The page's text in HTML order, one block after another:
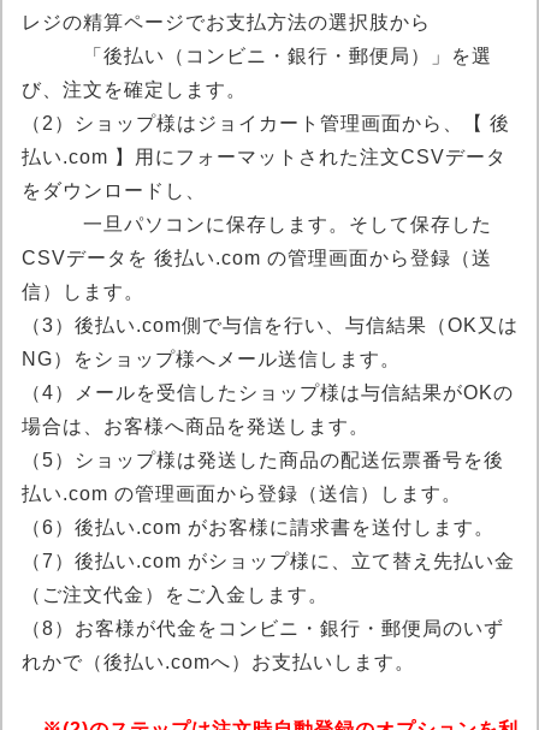
レジの精算ページでお支払方法の選択肢から
「後払い（コンビニ・銀行・郵便局）」を選
び、注文を確定します。
（2）ショップ様はジョイカート管理画面から、【 後
払い.com 】用にフォーマットされた注文CSVデータ
をダウンロードし、
一旦パソコンに保存します。そして保存した
CSVデータを 後払い.com の管理画面から登録（送
信）します。
（3）後払い.com側で与信を行い、与信結果（OK又は
NG）をショップ様へメール送信します。
（4）メールを受信したショップ様は与信結果がOKの
場合は、お客様へ商品を発送します。
（5）ショップ様は発送した商品の配送伝票番号を後
払い.com の管理画面から登録（送信）します。
（6）後払い.com がお客様に請求書を送付します。
（7）後払い.com がショップ様に、立て替え先払い金
（ご注文代金）をご入金します。
（8）お客様が代金をコンビニ・銀行・郵便局のいず
れかで（後払い.comへ）お支払いします。